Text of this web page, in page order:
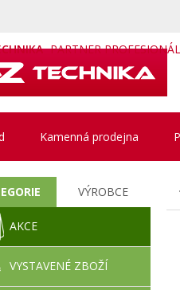
PARTNER
Kamenná prodejna
VÝROBCE
AKCE
VYSTAVENÉ ZBOŽÍ